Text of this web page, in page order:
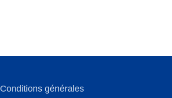
Conditions générales